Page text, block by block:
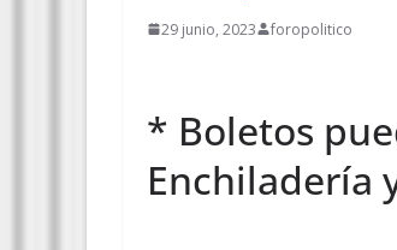
29 junio, 2023 foropolitico
* Boletos
Enchiladería